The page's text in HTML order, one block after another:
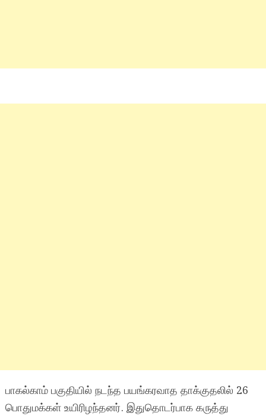
பாகல்காம் பகுதியில் நடந்த பயங்கரவாத தாக்குதலில் 26
பொதுமக்கள் உயிரிழந்தனர். இதுதொடர்பாக கருத்து